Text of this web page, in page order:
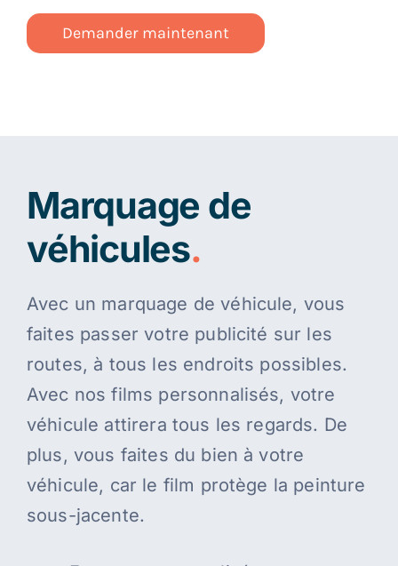
Demander maintenant
Marquage de
véhicules.
Avec un marquage de véhicule, vous
faites passer votre publicité sur les
routes, à tous les endroits possibles.
Avec nos films personnalisés, votre
véhicule attirera tous les regards. De
plus, vous faites du bien à votre
véhicule, car le film protège la peinture
sous-jacente.